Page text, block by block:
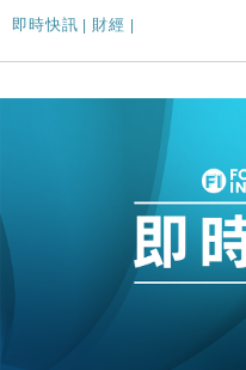
及消費表現
本地｜假冒內地
損失近6900萬元
財經｜日經失守
財經｜恒隆10月
財經｜韓股反覆
財經｜內地7月美
即時快訊 財經